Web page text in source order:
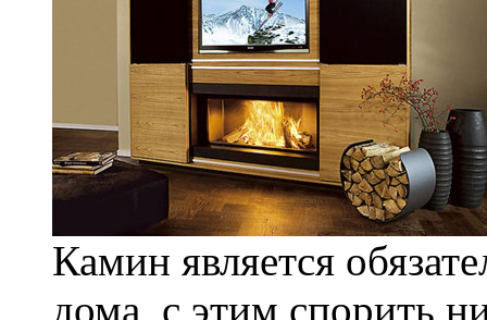
Камин является
дома, с этим спорить